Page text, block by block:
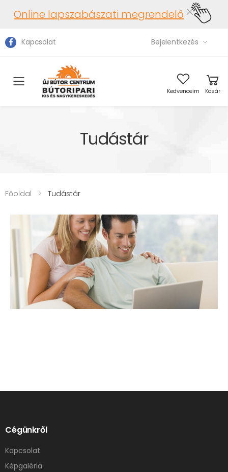
Online lapszabászati megrendelő
Kapcsolat Bejelentkezés
Toggle mobile menu Kedvenceim Kosár
Tudástár
Főoldal Tudástár
Cégünkről
Kapcsolat
Képgaléria